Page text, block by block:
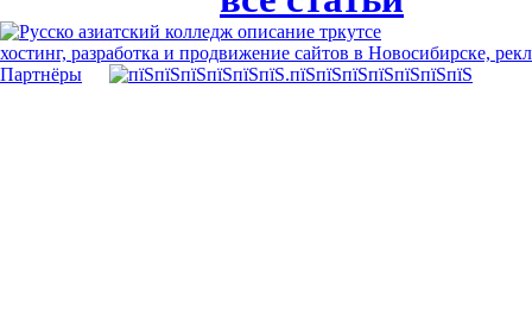
хостинг, разработка и продвижение сайтов в Новосибирске,
Партнёры